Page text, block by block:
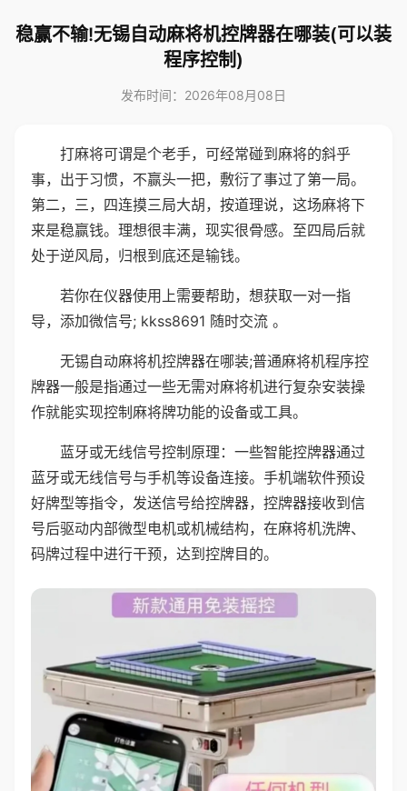
稳赢不输!无锡自动麻将机控牌器在哪装(可以装
程序控制)
发布时间：2026年08月08日
打麻将可谓是个老手，可经常碰到麻将的斜乎
事，出于习惯，不赢头一把，敷衍了事过了第一局。
第二，三，四连摸三局大胡，按道理说，这场麻将下
来是稳赢钱。理想很丰满，现实很骨感。至四局后就
处于逆风局，归根到底还是输钱。
若你在仪器使用上需要帮助，想获取一对一指
导，添加微信号; kkss8691 随时交流 。
无锡自动麻将机控牌器在哪装;普通麻将机程序控
牌器一般是指通过一些无需对麻将机进行复杂安装操
作就能实现控制麻将牌功能的设备或工具。
蓝牙或无线信号控制原理：一些智能控牌器通过
蓝牙或无线信号与手机等设备连接。手机端软件预设
好牌型等指令，发送信号给控牌器，控牌器接收到信
号后驱动内部微型电机或机械结构，在麻将机洗牌、
码牌过程中进行干预，达到控牌目的。